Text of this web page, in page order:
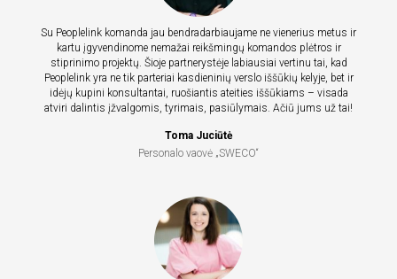
Su Peoplelink komanda jau bendradarbiaujame ne vienerius metus ir
kartu įgyvendinome nemažai reikšmingų komandos plėtros ir
stiprinimo projektų. Šioje partnerystėje labiausiai vertinu tai, kad
Peoplelink yra ne tik parteriai kasdieninių verslo iššūkių kelyje, bet ir
idėjų kupini konsultantai, ruošiantis ateities iššūkiams – visada
atviri dalintis įžvalgomis, tyrimais, pasiūlymais. Ačiū jums už tai!
Toma Juciūtė
Personalo vaovė „SWECO“